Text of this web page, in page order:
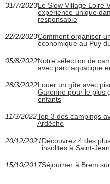
31/7/2023Le Slow Village Loire
expérience unique
responsable
22/2/2023Comment organiser
économique au Puy
05/8/2022Notre sélection de
avec parc aquatique
28/3/2022Louer un gîte avec
Garonne pour le plus
enfants
11/3/2022Top 3 des campings
Ardèche
20/12/2021Découvrez 4 des
insolites à Saint-
15/10/2017Séjourner à Brem